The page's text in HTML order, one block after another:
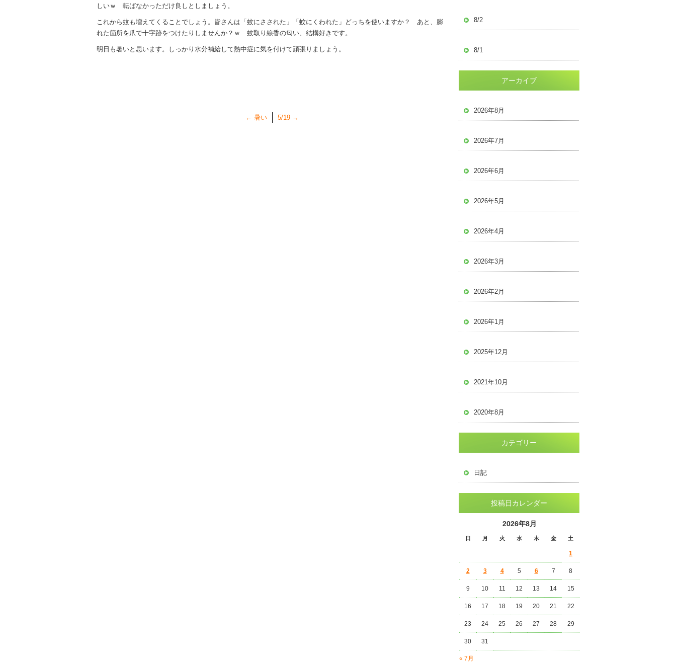
しいｗ 転ばなかっただけ良しとしましょう。
これから蚊も増えてくることでしょう。皆さんは「蚊にさされた」「蚊にくわれた」どっちを使いますか？ あと、膨
れた箇所を爪で十字跡をつけたりしませんか？ｗ 蚊取り線香の匂い、結構好きです。
明日も暑いと思います。しっかり水分補給して熱中症に気を付けて頑張りましょう。
← 暑い 5/19 →
8/2
8/1
アーカイブ
2026年8月
2026年7月
2026年6月
2026年5月
2026年4月
2026年3月
2026年2月
2026年1月
2025年12月
2021年10月
2020年8月
カテゴリー
日記
投稿日カレンダー
2026年8月
日 月 火 水 木 金 土
« 7月
1
2 3 4 5 6 7 8
9 10 11 12 13 14 15
16 17 18 19 20 21 22
23 24 25 26 27 28 29
30 31